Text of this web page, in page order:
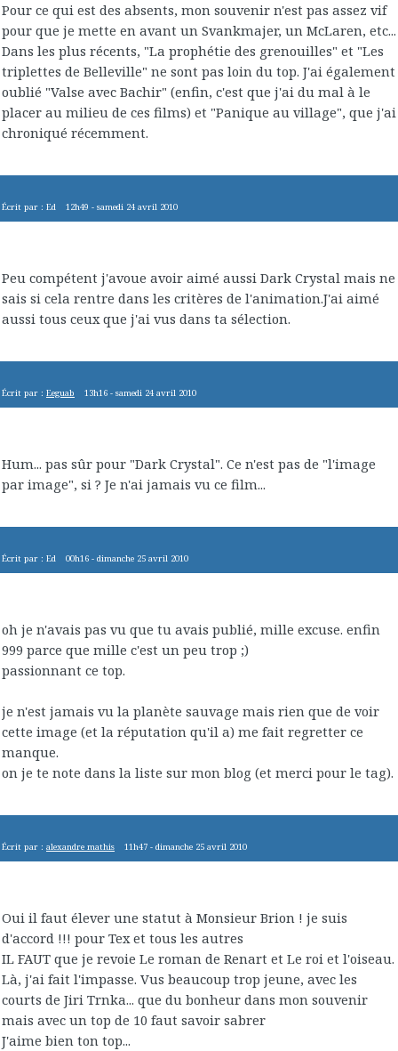
Pour ce qui est des absents, mon souvenir n'est pas assez vif
pour que je mette en avant un Svankmajer, un McLaren, etc...
Dans les plus récents, "La prophétie des grenouilles" et "Les
triplettes de Belleville" ne sont pas loin du top. J'ai également
oublié "Valse avec Bachir" (enfin, c'est que j'ai du mal à le
placer au milieu de ces films) et "Panique au village", que j'ai
chroniqué récemment.
Écrit par : Ed 12h49 -samedi 24 avril 2010
Peu compétent j'avoue avoir aimé aussi Dark Crystal mais ne
sais si cela rentre dans les critères de l'animation.J'ai aimé
aussi tous ceux que j'ai vus dans ta sélection.
Écrit par : Eeguab 13h16 -samedi 24 avril 2010
Hum... pas sûr pour "Dark Crystal". Ce n'est pas de "l'image
par image", si ? Je n'ai jamais vu ce film...
Écrit par : Ed 00h16 -dimanche 25 avril 2010
oh je n'avais pas vu que tu avais publié, mille excuse. enfin
999 parce que mille c'est un peu trop ;)
passionnant ce top.
je n'est jamais vu la planète sauvage mais rien que de voir
cette image (et la réputation qu'il a) me fait regretter ce
manque.
on je te note dans la liste sur mon blog (et merci pour le tag).
Écrit par : alexandre mathis 11h47 -dimanche 25 avril 2010
Oui il faut élever une statut à Monsieur Brion ! je suis
d'accord !!! pour Tex et tous les autres
IL FAUT que je revoie Le roman de Renart et Le roi et l'oiseau.
Là, j'ai fait l'impasse. Vus beaucoup trop jeune, avec les
courts de Jiri Trnka... que du bonheur dans mon souvenir
mais avec un top de 10 faut savoir sabrer
J'aime bien ton top...